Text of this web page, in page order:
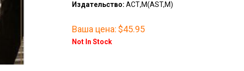
Издательство: АСТ,М(AST,M)
Ваша цена: $45.95
Not In Stock